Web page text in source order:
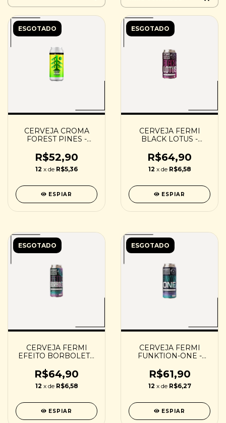
ESGOTADO
CERVEJA CROMA
FOREST PINES -
R$52,90
12 x de R$5,36
ESPIAR
ESGOTADO
CERVEJA FERMI
BLACK LOTUS -
R$64,90
12 x de R$6,58
ESPIAR
ESGOTADO
CERVEJA FERMI
EFEITO BORBOLETA
R$64,90
12 x de R$6,58
ESPIAR
ESGOTADO
CERVEJA FERMI
FUNKTION-ONE -
R$61,90
12 x de R$6,27
ESPIAR